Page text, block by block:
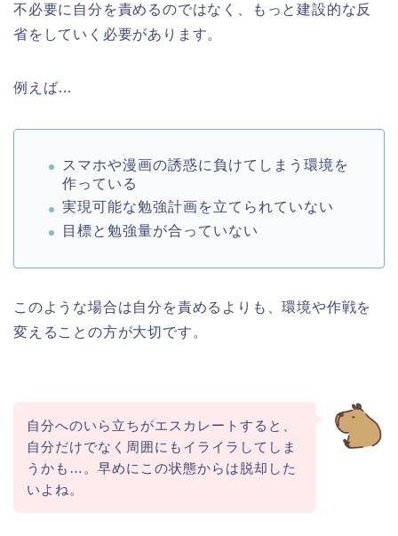
不必要に自分を責めるのではなく、もっと建設的な反
省をしていく必要があります。
例えば…
スマホや漫画の誘惑に負けてしまう環境を
作っている
実現可能な勉強計画を立てられていない
目標と勉強量が合っていない
このような場合は自分を責めるよりも、環境や作戦を
変えることの方が大切です。
自分へのいら立ちがエスカレートすると、
自分だけでなく周囲にもイライラしてしま
うかも…。早めにこの状態からは脱却した
いよね。